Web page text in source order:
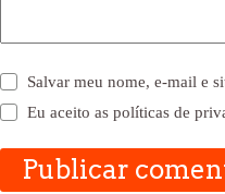
Salvar meu nome, e-mail e
Eu aceito aspolíticas de
Publicar